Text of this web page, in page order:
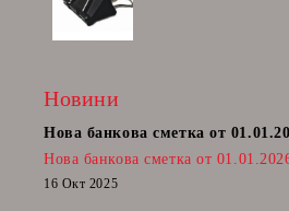
Новини
Нова банкова сметка от
Нова банкова сметка от
16 Окт 2025